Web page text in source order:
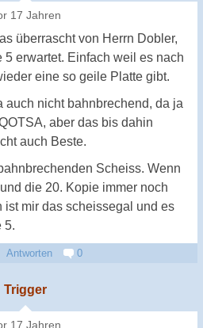
17 Jahren
überrascht von Herrn Dobler,
erwartet. Einfach weil es nach
eine so geile Platte gibt.
auch nicht bahnbrechend, da ja
aber das bis dahin
auch Beste.
Scheiss. Wenn
die 20. Kopie immer noch
ist mir das scheissegal und es
5.
Antworten 0
Trigger
17 Jahren